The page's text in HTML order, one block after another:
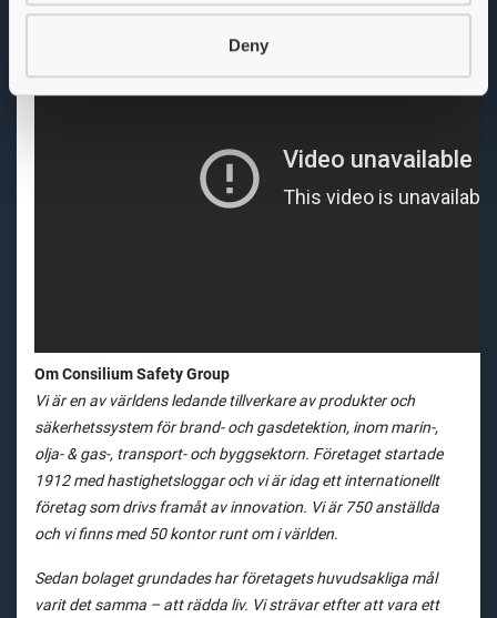
Deny
Om Consilium Safety Group
Vi är en av världens ledande tillverkare av produkter och
säkerhetssystem för brand- och gasdetektion, inom marin-,
olja- & gas-, transport- och byggsektorn. Företaget startade
1912 med hastighetsloggar och vi är idag ett internationellt
företag som drivs framåt av innovation. Vi är 750 anställda
och vi finns med 50 kontor runt om i världen.
Sedan bolaget grundades har företagets huvudsakliga mål
varit det samma – att rädda liv. Vi strävar etfter att vara ett